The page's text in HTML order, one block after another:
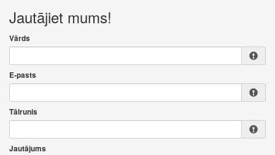
Jautājiet mums!
Vārds
E-pasts
Tālrunis
Jautājums